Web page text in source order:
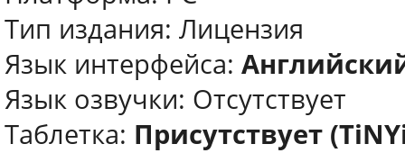
Тип издания: Лицензия
Язык интерфейса:
Язык озвучки: Отсутствует
Таблетка: Присутствует